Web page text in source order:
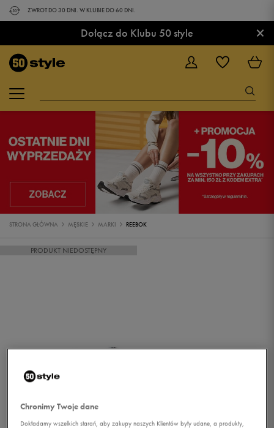
ZWROT DO 30 DNI. W KLUBIE DO 60 DNI.
Dołącz do Klubu 50 style ×
STRONA GŁÓWNA MĘSKIE MARKI REEBOK
PRODUKT NIEDOSTĘPNY
Chronimy Twoje dane
Dokładamy wszelkich starań, aby zakupy naszych Klientów były udane, a produkty,